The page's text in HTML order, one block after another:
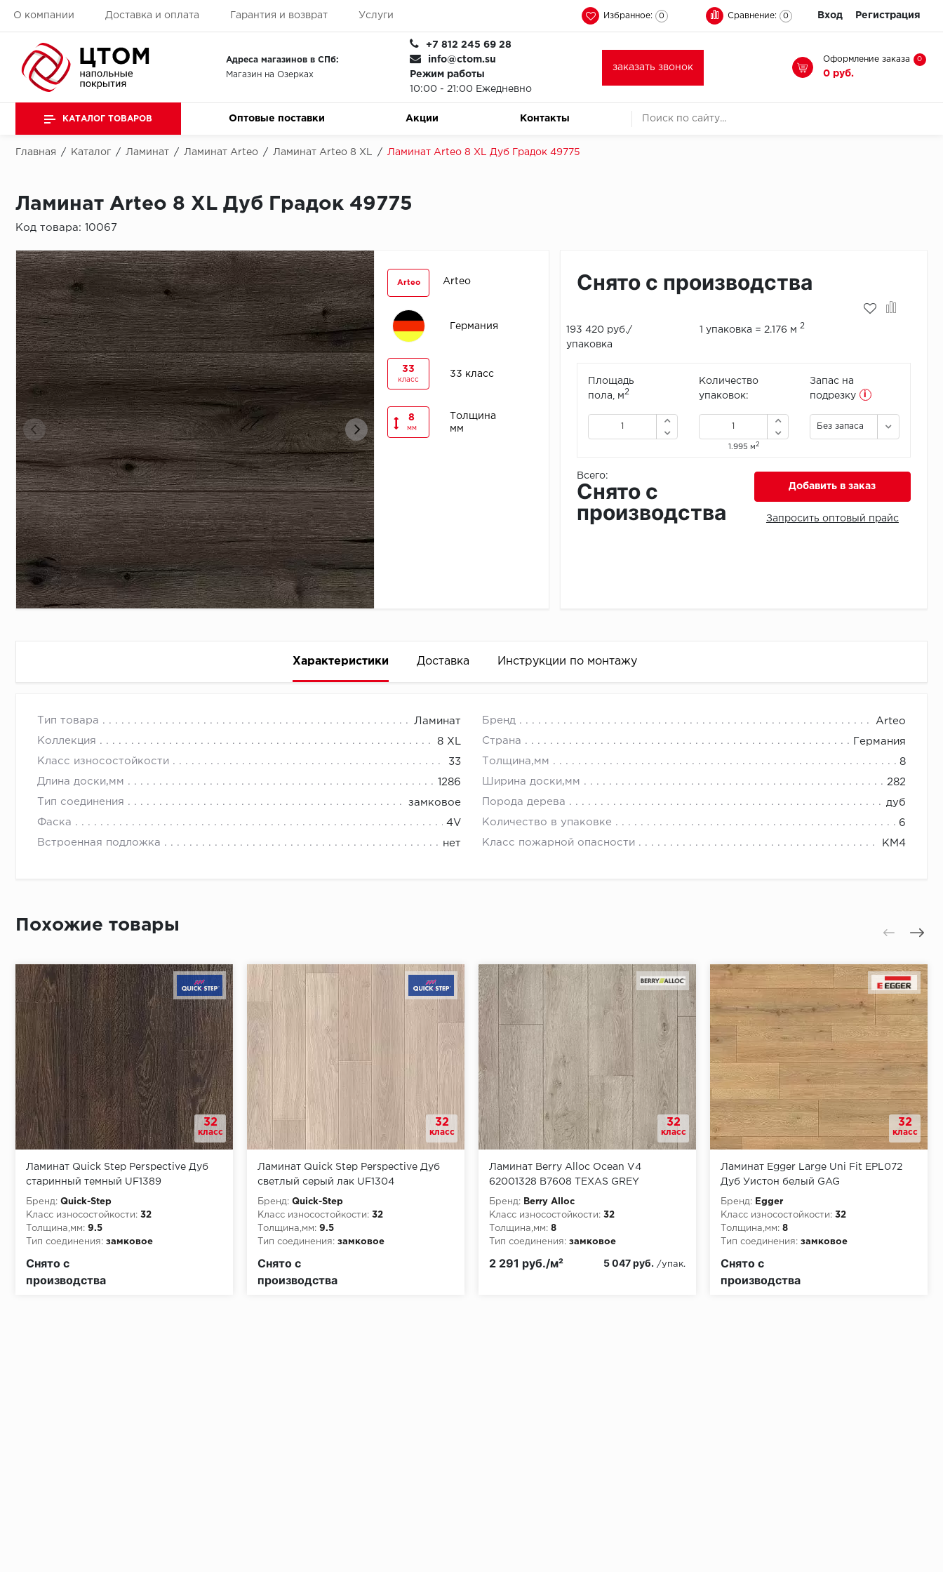
О компании Доставка и оплата Гарантия и возврат Услуги Избранное: 0 Сравнение: 0 Вход Регистрация
Адреса магазинов в СПб:
Магазин на Озерках
+7 812 245 69 28
info@ctom.su
Режим работы
10:00 - 21:00 Ежедневно
заказать звонок
Оформление заказа 0
0 руб.
КАТАЛОГ ТОВАРОВ Оптовые поставки Акции Контакты
Главная / Каталог / Ламинат / Ламинат Arteo / Ламинат Arteo 8 XL / Ламинат Arteo 8 XL Дуб Градок 49775
Ламинат Arteo 8 XL Дуб Градок 49775
Код товара: 10067
Arteo Arteo
Германия
33
класс
33 класс
8
мм
Толщина
мм
Снято с производства
193 420 руб./
упаковка
1 упаковка = 2.176 м 2
Площадь
пола, м2
Количество
упаковок:
1.995 м2
Запас на
подрезку
i
Без запаса
Всего:
Снято с
производства
Добавить в заказ
Запросить оптовый прайс
Характеристики Доставка Инструкции по монтажу
Тип товара Ламинат Бренд Arteo
Коллекция 8 XL Страна Германия
Класс износостойкости 33 Толщина,мм 8
Длина доски,мм 1286 Ширина доски,мм 282
Тип соединения замковое Порода дерева дуб
Фаска 4V Количество в упаковке 6
Встроенная подложка нет Класс пожарной опасности КМ4
Время доставки
Место доставки
Правила
Условия доставки
Первый ряд:
Начало второго (и последующих) ряда:
Похожие товары
32
класс
Ламинат Quick Step Perspective Дуб
старинный темный UF1389
Бренд: Quick-Step
Класс износостойкости: 32
Толщина,мм: 9.5
Тип соединения: замковое
Снято с
производства
32
класс
Ламинат Quick Step Perspective Дуб
светлый серый лак UF1304
Бренд: Quick-Step
Класс износостойкости: 32
Толщина,мм: 9.5
Тип соединения: замковое
Снято с
производства
32
класс
Ламинат Berry Alloc Ocean V4
62001328 B7608 TEXAS GREY
Бренд:
Berry Alloc
Класс износостойкости: 32
Толщина,мм: 8
Тип соединения: замковое
2 291 руб./м² 5 047 руб. /упак.
32
класс
Ламинат Egger Large Uni Fit EPL072
Дуб Уистон белый GAG
Бренд:
Egger
Класс износостойкости: 32
Толщина,мм: 8
Тип соединения: замковое
Снято с
производства